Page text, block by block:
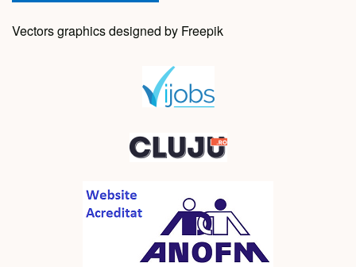
Vectors graphics designed by Freepik